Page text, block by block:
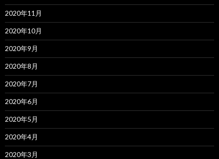
2020年11月
2020年10月
2020年9月
2020年8月
2020年7月
2020年6月
2020年5月
2020年4月
2020年3月